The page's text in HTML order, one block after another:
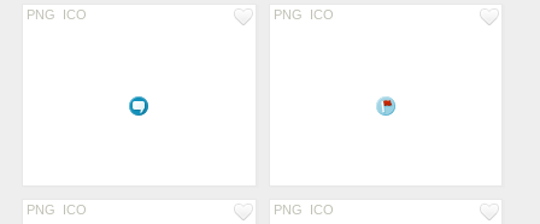
PNG ICO PNG ICO
PNG ICO PNG ICO